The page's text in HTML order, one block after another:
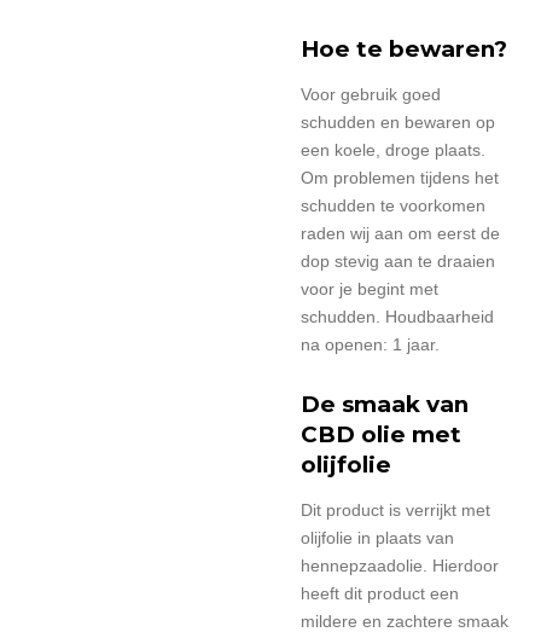
Hoe te bewaren?
Voor gebruik goed
schudden en bewaren op
een koele, droge plaats.
Om problemen tijdens het
schudden te voorkomen
raden wij aan om eerst de
dop stevig aan te draaien
voor je begint met
schudden. Houdbaarheid
na openen: 1 jaar.
De smaak van
CBD olie met
olijfolie
Dit product is verrijkt met
olijfolie in plaats van
hennepzaadolie. Hierdoor
heeft dit product een
mildere en zachtere smaak